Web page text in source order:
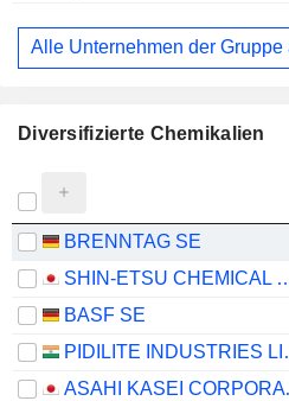
Alle Unternehmen der Gruppe
Diversifizierte Chemikalien
BRENNTAG SE
SHIN-ETSU
BASF SE